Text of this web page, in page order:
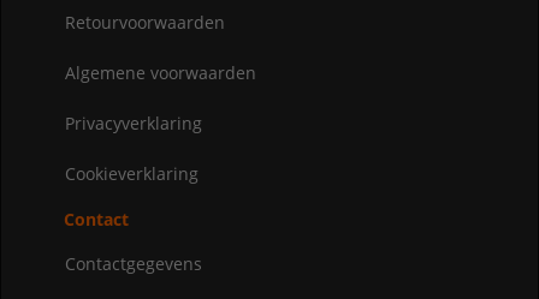
Retourvoorwaarden
Algemene voorwaarden
Privacyverklaring
Cookieverklaring
Contact
Contactgegevens